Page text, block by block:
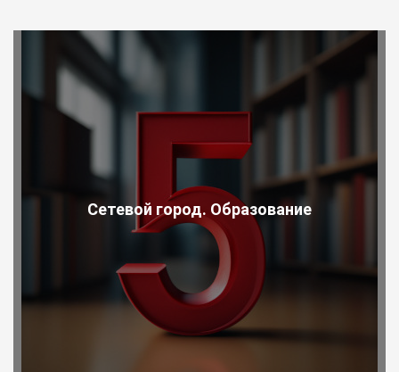
Сетевой город. Образование